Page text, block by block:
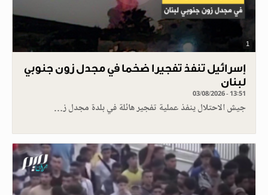
1
إسرائيل تنفذ تفجيرا ضخما في مجدل زون جنوبي
لبنان
03/08/2026 - 13:51
جيش الاحتلال ينفذ عملية تفجير هائلة في بلدة مجدل ز…